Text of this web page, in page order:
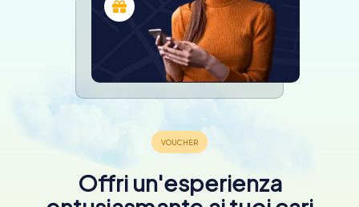
Offri un'esperienza